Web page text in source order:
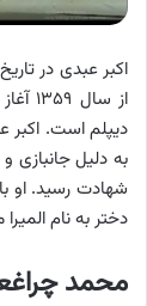
از
شهادت رسید. او
دختر به نام
محمد